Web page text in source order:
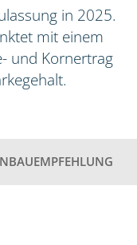
in 2025.
mit einem
und Kornertrag